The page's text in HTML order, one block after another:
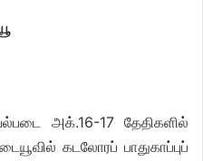
அக்.16-17 தேதிகளில்
கடலோரப் பாதுகாப்புப்